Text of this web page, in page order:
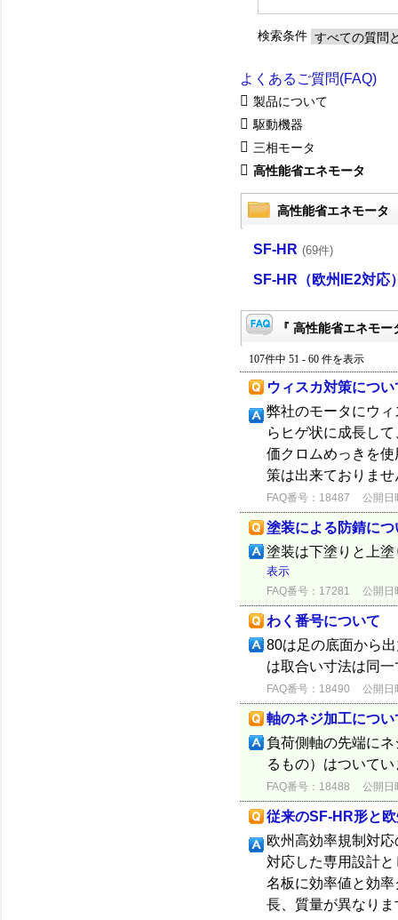
検索条件
よくあるご質問(FAQ)
製品について
駆動機器
三相モータ
高性能省エネモータ
高性能省エネモータ
SF-HR (69件)
SF-HR（欧州IE2対応
『 高性能省エネモ
107件中 51 - 60 件を表示
ウィスカ対策につい
弊社のモータにウ
らヒゲ状に成長し
価クロムめっきを
策は出来ておりま
FAQ番号：18487 公開日
塗装による防錆につ
塗装は下塗りと上
表示
FAQ番号：17281 公開日
わく番号について
80は足の底面から
は取合い寸法は同
FAQ番号：18490 公開日
軸のネジ加工につい
負荷側軸の先端に
るもの）はついて
FAQ番号：18488 公開日
従来のSF-HR形と
欧州高効率規制対
対応した専用設計
名板に効率値と効
長、質量が異なり